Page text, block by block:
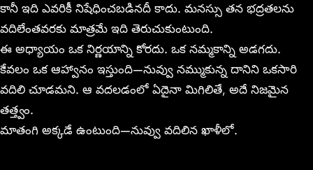
కానీ ఇది ఎవరికీ నిషేధించబడినదీ కాదు. మనస్సు తన భద్రతలను
వదిలేంతవరకు మాత్రమే ఇది తెరుచుకుంటుంది.
ఈ అధ్యాయం ఒక నిర్ణయాన్ని కోరదు. ఒక నమ్మకాన్ని అడగదు.
కేవలం ఒక ఆహ్వానం ఇస్తుంది—నువ్వు నమ్ముకున్న దానిని ఒకసారి
వదిలి చూడమని. ఆ వదలడంలో ఏదైనా మిగిలితే, అదే నిజమైన
తత్త్వం.
మాతంగి అక్కడే ఉంటుంది—నువ్వు వదిలిన ఖాళీలో.